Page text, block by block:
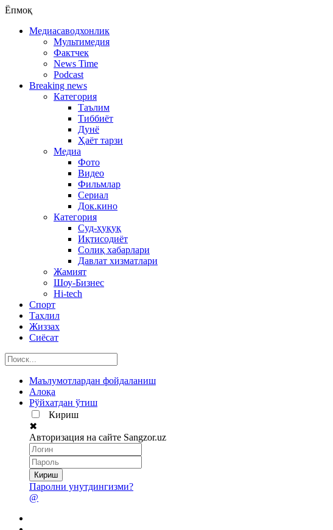
Ёпмоқ
Медиасаводхонлик
Мультимедия
Фактчек
News Time
Podcast
Breaking news
Категория
Таълим
Тиббиёт
Дунё
Ҳаёт тарзи
Медиа
Фото
Видео
Фильмлар
Сериал
Док.кино
Категория
Суд-ҳуқуқ
Иқтисодиёт
Солиқ хабарлари
Давлат хизматлари
Жамият
Шоу-Бизнес
Hi-tech
Спорт
Таҳлил
Жиззах
Сиёсат
Маълумотлардан фойдаланиш
Алоқа
Рўйхатдан ўтиш
Кириш
✖
Авторизация на сайте Sangzor.uz
Паролни унутдингизми?
@